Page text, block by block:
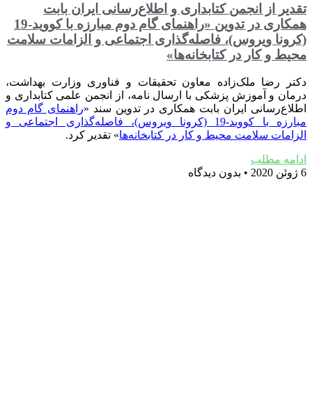
تقدیر از انجمن کتابداری و اطلاع‌رسانی ایران بابت
همکاری در تدوین «راهنمای گام دوم مبارزه با کووید-19
(کرونا ویروس)، فاصله‌گذاری اجتماعی و الزامات سلامت
محیط و کار در کتابخانه‌ها»
دکتر رضا ملک‌زاده معاون تحقیقات و فناوری وزارت بهداشت،
درمان و آموزش پزشکی با ارسال نامه، از انجمن علمی کتابداری و
اطلاع‌رسانی ایران بابت همکاری در تدوین سند «راهنمای گام دوم
مبارزه با کووید-19 (کرونا ویروس)، فاصله‌گذاری اجتماعی و
الزامات سلامت محیط و کار در کتابخانه‌ها» تقدیر کرد.
ادامه مطلب
6 ژوئن 2020
بدون دیدگاه